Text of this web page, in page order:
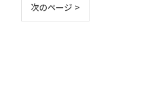
次のページ >